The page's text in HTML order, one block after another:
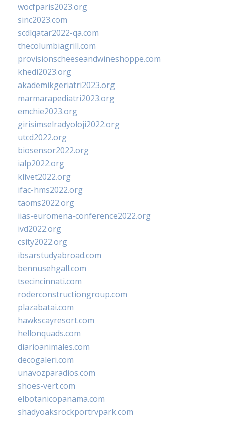
wocfparis2023.org
sinc2023.com
scdlqatar2022-qa.com
thecolumbiagrill.com
provisionscheeseandwineshoppe.com
khedi2023.org
akademikgeriatri2023.org
marmarapediatri2023.org
emchie2023.org
girisimselradyoloji2022.org
utcd2022.org
biosensor2022.org
ialp2022.org
klivet2022.org
ifac-hms2022.org
taoms2022.org
iias-euromena-conference2022.org
ivd2022.org
csity2022.org
ibsarstudyabroad.com
bennusehgall.com
tsecincinnati.com
roderconstructiongroup.com
plazabatai.com
hawkscayresort.com
hellonquads.com
diarioanimales.com
decogaleri.com
unavozparadios.com
shoes-vert.com
elbotanicopanama.com
shadyoaksrockportrvpark.com